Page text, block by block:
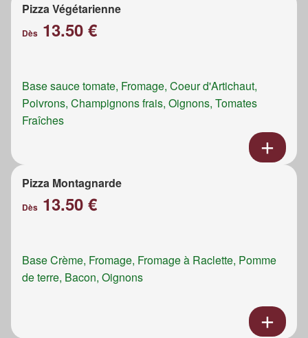
Pizza Végétarienne
Dès 13.50 €
Base sauce tomate, Fromage, Coeur d'Artichaut,
Poivrons, Champignons frais, Oignons, Tomates
Fraîches
Pizza Montagnarde
Dès 13.50 €
Base Crème, Fromage, Fromage à Raclette, Pomme
de terre, Bacon, Oignons